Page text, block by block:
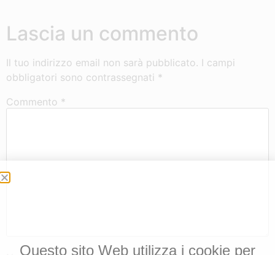
Lascia un commento
Il tuo indirizzo email non sarà pubblicato. I campi
obbligatori sono contrassegnati *
Commento *
Questo sito Web utilizza i cookie per